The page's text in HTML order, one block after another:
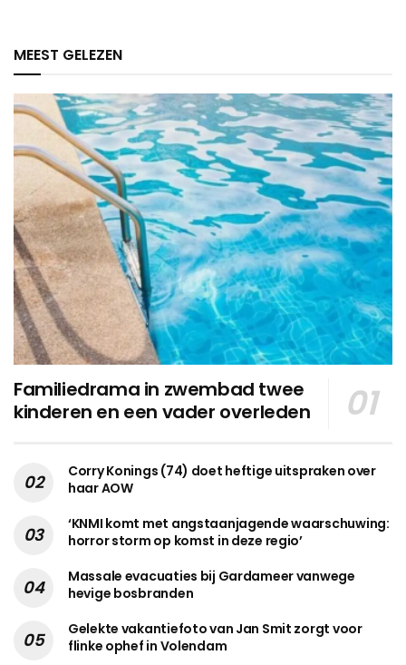
MEEST GELEZEN
Familiedrama in zwembad twee
kinderen en een vader overleden
Corry Konings (74) doet heftige uitspraken over
haar AOW
‘KNMI komt met angstaanjagende waarschuwing:
horror storm op komst in deze regio’
Massale evacuaties bij Gardameer vanwege
hevige bosbranden
Gelekte vakantiefoto van Jan Smit zorgt voor
flinke ophef in Volendam